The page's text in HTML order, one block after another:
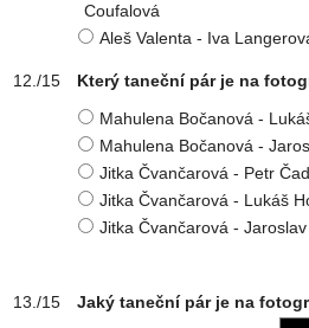
Coufalová
Aleš Valenta - Iva
Který taneční pár je na
Mahulena Bočanová -
Mahulena Bočanová -
Jitka Čvančarová - Petr
Jitka Čvančarová - Lukáš
Jitka Čvančarová -
Jaký taneční pár je na